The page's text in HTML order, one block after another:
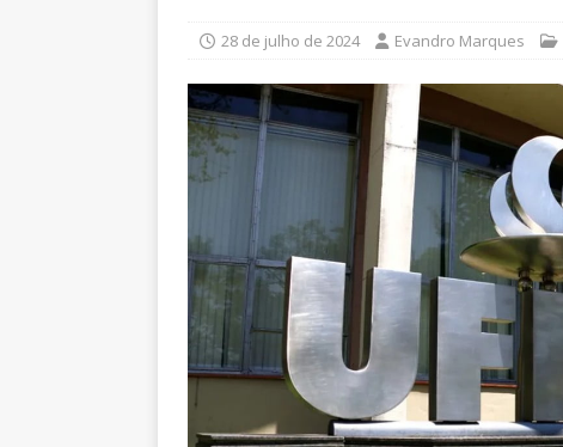
28 de julho de 2024 Evandro Marques